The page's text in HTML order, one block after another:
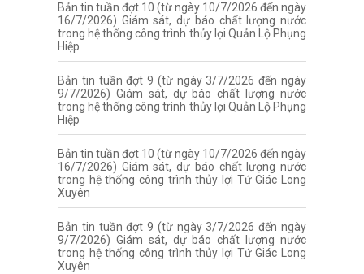
Bản tin tuần đợt 10 (từ ngày 10/7/2026 đến ngày
16/7/2026) Giám sát, dự báo chất lượng nước
trong hệ thống công trình thủy lợi Quản Lộ Phụng
Hiệp
Bản tin tuần đợt 9 (từ ngày 3/7/2026 đến ngày
9/7/2026) Giám sát, dự báo chất lượng nước
trong hệ thống công trình thủy lợi Quản Lộ Phụng
Hiệp
Bản tin tuần đợt 10 (từ ngày 10/7/2026 đến ngày
16/7/2026) Giám sát, dự báo chất lượng nước
trong hệ thống công trình thủy lợi Tứ Giác Long
Xuyên
Bản tin tuần đợt 9 (từ ngày 3/7/2026 đến ngày
9/7/2026) Giám sát, dự báo chất lượng nước
trong hệ thống công trình thủy lợi Tứ Giác Long
Xuyên